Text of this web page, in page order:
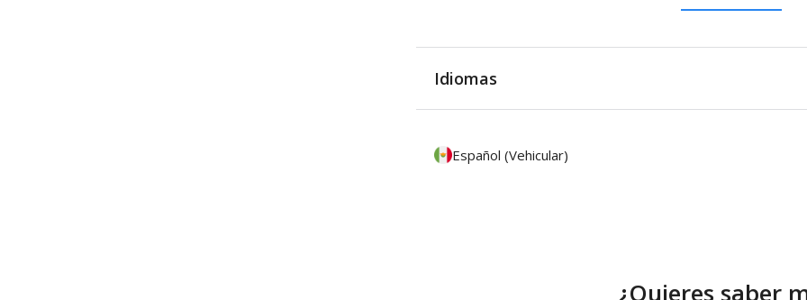
Idiomas
Español (Vehicular)
¿Quieres saber